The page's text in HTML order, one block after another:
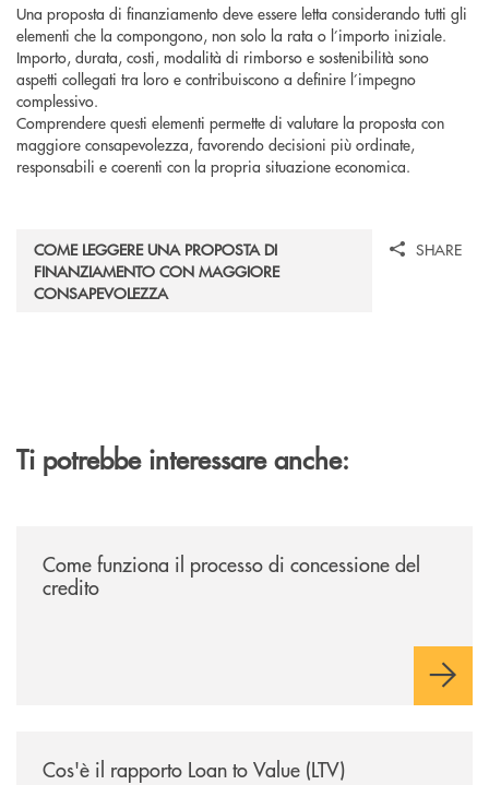
Una proposta di finanziamento deve essere letta considerando tutti gli
elementi che la compongono, non solo la rata o l’importo iniziale.
Importo, durata, costi, modalità di rimborso e sostenibilità sono
aspetti collegati tra loro e contribuiscono a definire l’impegno
complessivo.
Comprendere questi elementi permette di valutare la proposta con
maggiore consapevolezza, favorendo decisioni più ordinate,
responsabili e coerenti con la propria situazione economica.
COME LEGGERE UNA PROPOSTA DI
FINANZIAMENTO CON MAGGIORE
CONSAPEVOLEZZA
SHARE
Ti potrebbe interessare anche:
Come funziona il processo di concessione del
credito
Cos'è il rapporto Loan to Value (LTV)